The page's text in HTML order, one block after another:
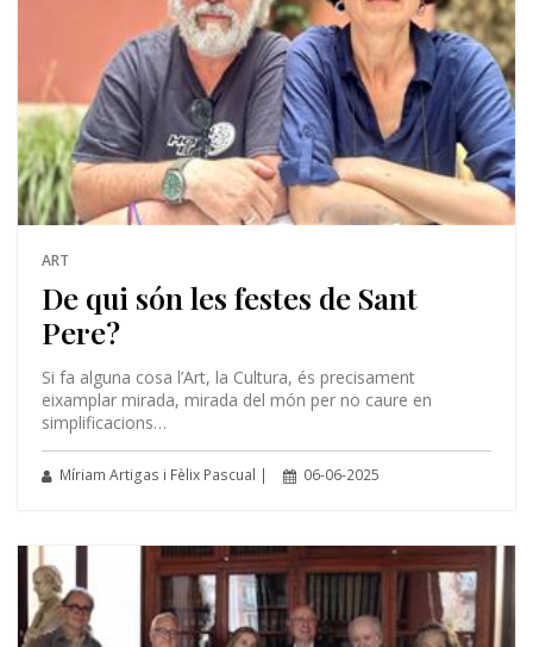
ART
De qui són les festes de Sant
Pere?
Si fa alguna cosa l’Art, la Cultura, és precisament
eixamplar mirada, mirada del món per no caure en
simplificacions…
Míriam Artigas i Fèlix Pascual | 06-06-2025